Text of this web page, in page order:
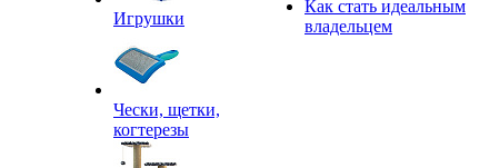
Игрушки
Чески, щетки,
когтерезы
Как стать идеальным
владельцем